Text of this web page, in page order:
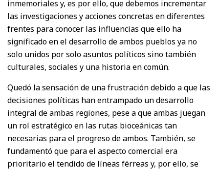
inmemoriales y, es por ello, que debemos incrementar
las investigaciones y acciones concretas en diferentes
frentes para conocer las influencias que ello ha
significado en el desarrollo de ambos pueblos ya no
solo unidos por solo asuntos políticos sino también
culturales, sociales y una historia en común.
Quedó la sensación de una frustración debido a que las
decisiones políticas han entrampado un desarrollo
integral de ambas regiones, pese a que ambas juegan
un rol estratégico en las rutas bioceánicas tan
necesarias para el progreso de ambos. También, se
fundamentó que para el aspecto comercial era
prioritario el tendido de líneas férreas y, por ello, se